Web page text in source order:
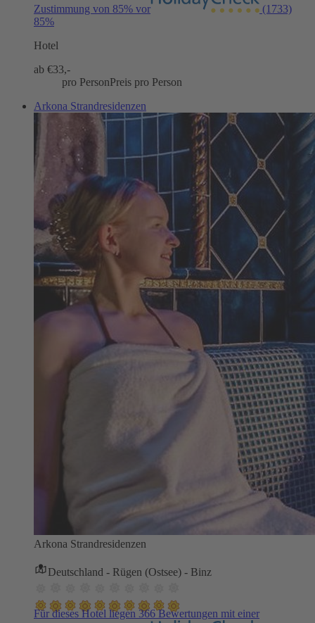
Zustimmung von 85% vor
(1733)
85%
Hotel
ab €33,-
pro PersonPreis pro Person
Arkona Strandresidenzen
Arkona Strandresidenzen
Deutschland - Rügen (Ostsee) - Binz
Für dieses Hotel liegen 366 Bewertungen mit einer